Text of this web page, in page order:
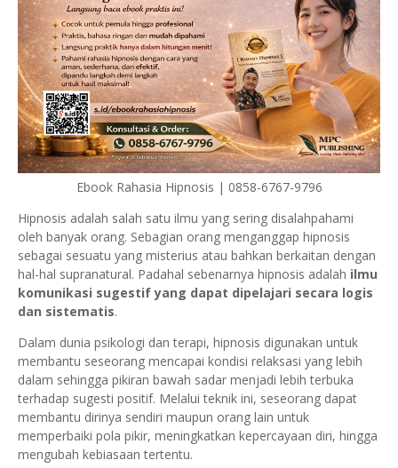
Ebook Rahasia Hipnosis | 0858-6767-9796
Hipnosis adalah salah satu ilmu yang sering disalahpahami
oleh banyak orang. Sebagian orang menganggap hipnosis
sebagai sesuatu yang misterius atau bahkan berkaitan dengan
hal-hal supranatural. Padahal sebenarnya hipnosis adalah ilmu
komunikasi sugestif yang dapat dipelajari secara logis
dan sistematis.
Dalam dunia psikologi dan terapi, hipnosis digunakan untuk
membantu seseorang mencapai kondisi relaksasi yang lebih
dalam sehingga pikiran bawah sadar menjadi lebih terbuka
terhadap sugesti positif. Melalui teknik ini, seseorang dapat
membantu dirinya sendiri maupun orang lain untuk
memperbaiki pola pikir, meningkatkan kepercayaan diri, hingga
mengubah kebiasaan tertentu.